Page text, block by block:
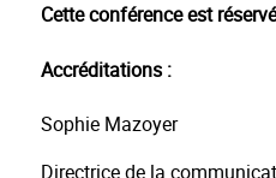
Cette conférence est
Accréditations :
Sophie Mazoyer
Directrice de la